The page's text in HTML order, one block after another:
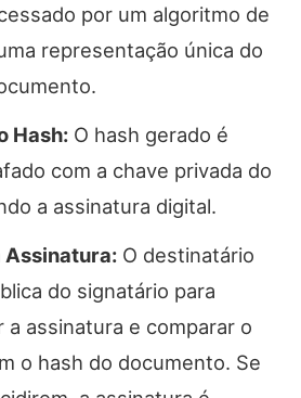
por um algoritmo de
representação única do
Hash: O hash gerado é
com a chave privada do
a assinatura digital.
O destinatário
do signatário para
assinatura e comparar o
o hash do documento. Se